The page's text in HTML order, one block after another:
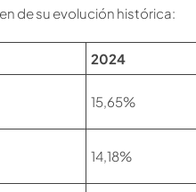
de su evolución histórica:
2024
15,65%
14,18%